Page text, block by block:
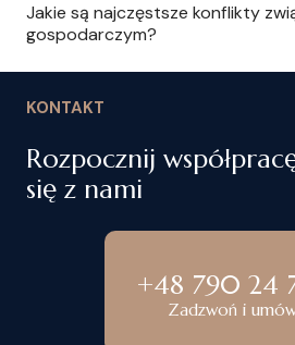
Jakie są najczęstsze konflikty
gospodarczym?
KONTAKT
Rozpocznij
się z nami
+48 790 24
Zadzwoń i